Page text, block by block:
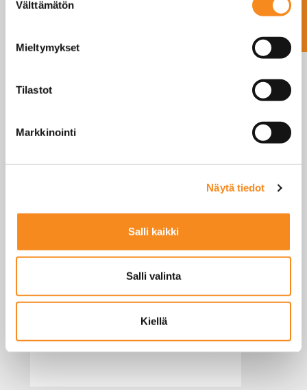
valinta
Välttämätön
Mieltymykset
Tilastot
Markkinointi
Näytä tiedot
Salli kaikki
Salli valinta
Kiellä
1kg
SINUA SAATTAISI
KIINNOSTAA MYÖS